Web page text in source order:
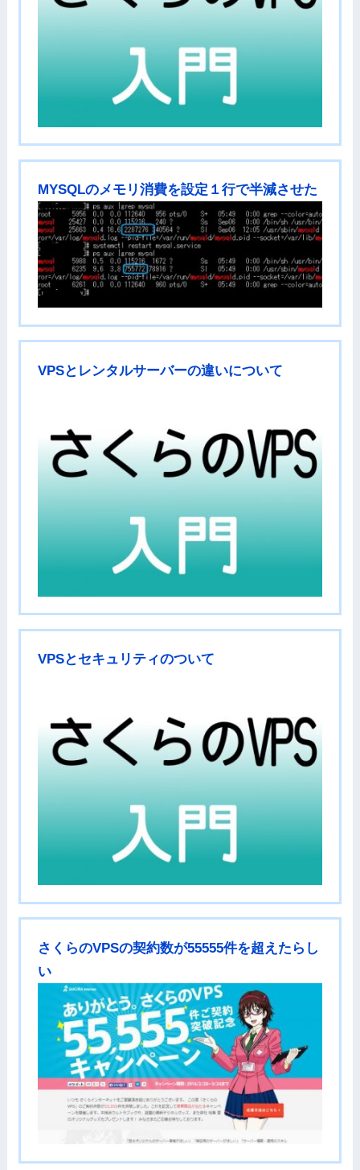
MYSQLのメモリ消費を設定１行で半減させた
VPSとレンタルサーバーの違いについて
VPSとセキュリティのついて
さくらのVPSの契約数が55555件を超えたらし
い